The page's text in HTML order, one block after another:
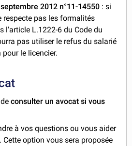
2012 n°11-14550 : si
respecte pas les formalités
l'article L.1222-6 du Code du
pas utiliser le refus du salarié
le licencier.
deconsulter un avocat si vous
à vos questions ou vous aider
option vous sera proposée